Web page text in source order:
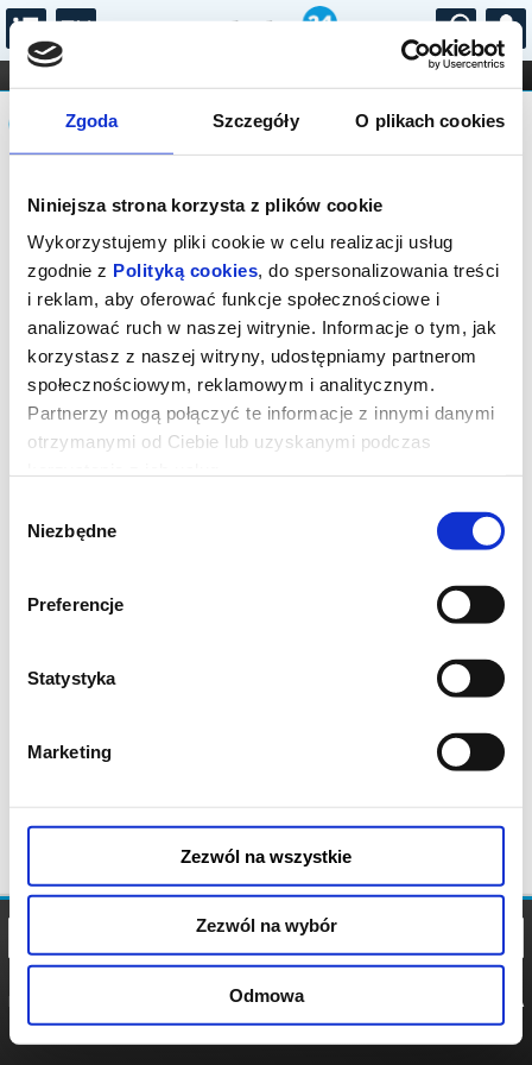
Zgoda Szczegóły O plikach cookies
Niniejsza strona korzysta z plików cookie
Wykorzystujemy pliki cookie w celu realizacji usług
zgodnie z Polityką cookies, do spersonalizowania treści
i reklam, aby oferować funkcje społecznościowe i
analizować ruch w naszej witrynie. Informacje o tym, jak
korzystasz z naszej witryny, udostępniamy partnerom
społecznościowym, reklamowym i analitycznym.
Partnerzy mogą połączyć te informacje z innymi danymi
otrzymanymi od Ciebie lub uzyskanymi podczas
zgody
Niezbędne
Preferencje
Statystyka
Marketing
Zezwól na wszystkie
Zezwól na wybór
Odmowa
...
FILHARMONIA OPERA I BALET
STAND-UP
DLA DZIECI
Komunikat
Sprzedaż biletów on-line na wydarzenie
została zakończona.
POLITYKA
POLITYKA